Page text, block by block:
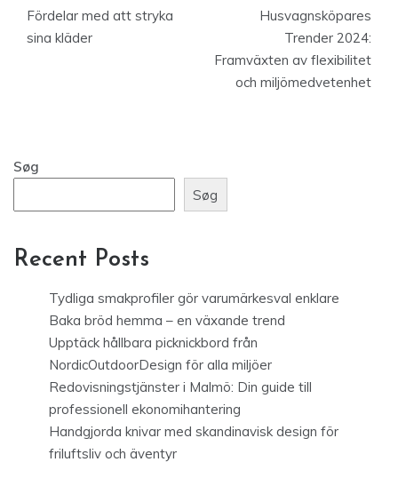
Fördelar med att stryka
sina kläder
Husvagnsköpares
Trender 2024:
Framväxten av flexibilitet
och miljömedvetenhet
Søg
Søg
Recent Posts
Tydliga smakprofiler gör varumärkesval enklare
Baka bröd hemma – en växande trend
Upptäck hållbara picknickbord från
NordicOutdoorDesign för alla miljöer
Redovisningstjänster i Malmö: Din guide till
professionell ekonomihantering
Handgjorda knivar med skandinavisk design för
friluftsliv och äventyr